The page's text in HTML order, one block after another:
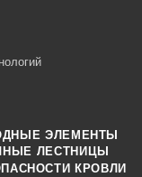
ЭЛЕМЕНТЫ
ЛЕСТНИЦЫ
КРОВЛИ